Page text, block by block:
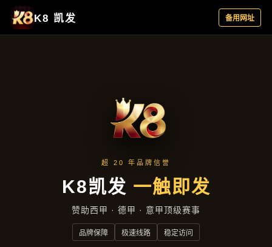
精选产品
首页 精选产品